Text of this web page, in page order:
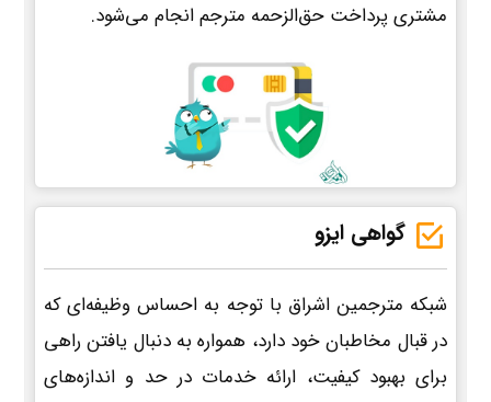
مشتری پرداخت حق‌الزحمه مترجم انجام می‌شود.
گواهی ایزو
شبکه مترجمین اشراق با توجه به احساس وظیفه‌ای که
در قبال مخاطبان خود دارد، همواره به دنبال یافتن راهی
برای بهبود کیفیت، ارائه خدمات در حد و اندازه‌های